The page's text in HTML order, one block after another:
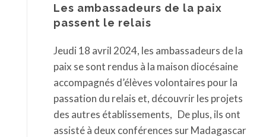
Les ambassadeurs de la paix
passent le relais
Jeudi 18 avril 2024, les ambassadeurs de la
paix se sont rendus à la maison diocésaine
accompagnés d’élèves volontaires pour la
passation du relais et, découvrir les projets
des autres établissements, De plus, ils ont
assisté à deux conférences sur Madagascar